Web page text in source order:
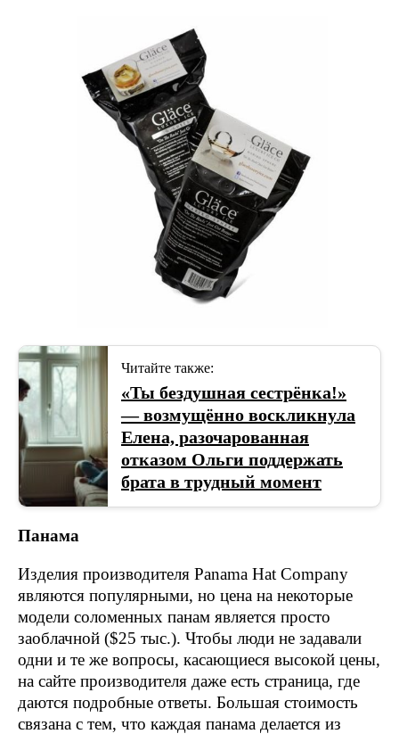
Читайте также:
«Ты бездушная сестрёнка!»
— возмущённо воскликнула
Елена, разочарованная
отказом Ольги поддержать
брата в трудный момент
Панама
Изделия производителя Panama Hat Company
являются популярными, но цена на некоторые
модели соломенных панам является просто
заоблачной ($25 тыс.). Чтобы люди не задавали
одни и те же вопросы, касающиеся высокой цены,
на сайте производителя даже есть страница, где
даются подробные ответы. Большая стоимость
связана с тем, что каждая панама делается из